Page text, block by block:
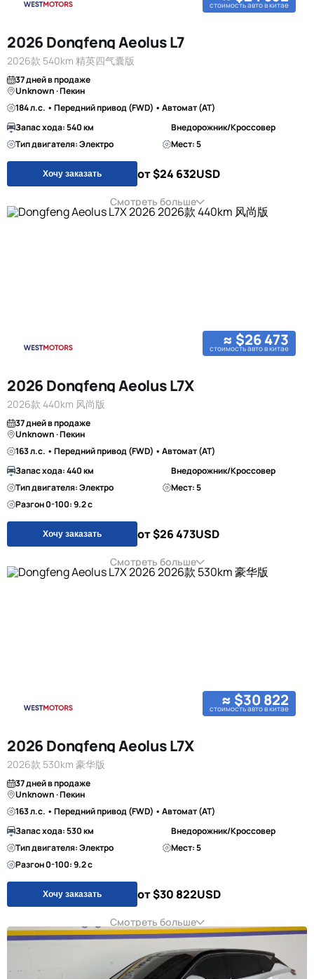
стоимость авто в китае
2026 Dongfeng Aeolus L7
2026款 540km 精英四气囊版
37 дней в продаже
Unknown · Пекин
184 л.с. • Передний привод (FWD) • Автомат (AT)
Запас хода: 540 км
Внедорожник/Кроссовер
Тип двигателя: Электро
Мест: 5
Хочу заказать от $24 632USD
Смотреть больше
≈ $26 473
стоимость авто в китае
2026 Dongfeng Aeolus L7X
2026款 440km 风尚版
37 дней в продаже
Unknown · Пекин
163 л.с. • Передний привод (FWD) • Автомат (AT)
Запас хода: 440 км
Внедорожник/Кроссовер
Тип двигателя: Электро
Мест: 5
Разгон 0-100: 9.2 с
Хочу заказать от $26 473USD
Смотреть больше
≈ $30 822
стоимость авто в китае
2026 Dongfeng Aeolus L7X
2026款 530km 豪华版
37 дней в продаже
Unknown · Пекин
163 л.с. • Передний привод (FWD) • Автомат (AT)
Запас хода: 530 км
Внедорожник/Кроссовер
Тип двигателя: Электро
Мест: 5
Разгон 0-100: 9.2 с
Хочу заказать от $30 822USD
Смотреть больше